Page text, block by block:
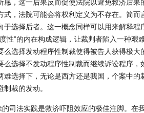
愿，这一后果反而促使法院以避免救济后
式，法院可能会将权利定义为不存在。简
于选择后者。这一概念同样可以用来解释
性”的内在构成逻辑，让裁判者陷入一种艰
么选择发动程序性制裁使得被告人获得极大
么选择不发动程序性制裁而继续诉讼程序
难选择下，无论是西方还是我国，个案中
裁的发动。
司法实践是救济吓阻效应的极佳注脚。在